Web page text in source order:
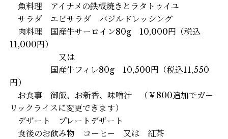
魚料理 アイナメの鉄板焼きとラタトゥイユ
サラダ エビサラダ バジルドレッシング
肉料理 国産牛サーロイン80g 10,000円（税込
11,000円）
又は
国産牛フィレ80g 10,500円（税込11,550
円）
お食事 御飯、お新香、味噌汁 （￥800追加でガー
リックライスに変更できます）
デザート プレートデザート
食後のお飲み物 コーヒー 又は 紅茶